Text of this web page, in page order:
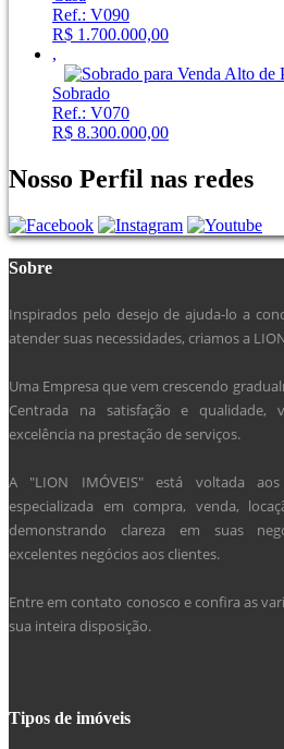
Ref.: V090
R$ 1.700.000,00
,
Sobrado
Ref.: V070
R$ 8.300.000,00
Nosso Perfil nas redes
Sobre
Inspirados pelo desejo de ajuda-lo a
atender suas necessidades, criamos a
Uma Empresa que vem crescendo
Centrada na satisfação e qualidade,
excelência na prestação de serviços.
A "LION IMÓVEIS" está voltada
especializada em compra, venda,
demonstrando clareza em suas
excelentes negócios aos clientes.
Entre em contato conosco e confira as
sua inteira disposição.
Tipos de imóveis